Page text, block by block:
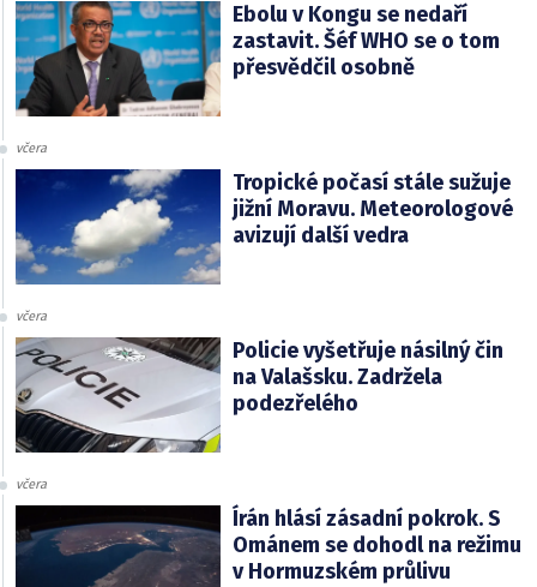
Ebolu v Kongu se nedaří
zastavit. Šéf WHO se o tom
přesvědčil osobně
včera
Tropické počasí stále sužuje
jižní Moravu. Meteorologové
avizují další vedra
včera
Policie vyšetřuje násilný čin
na Valašsku. Zadržela
podezřelého
včera
Írán hlásí zásadní pokrok. S
Ománem se dohodl na režimu
v Hormuzském průlivu